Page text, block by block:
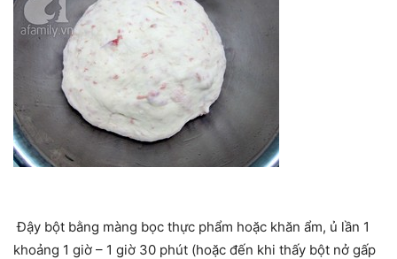
Đậy bột bằng màng bọc thực phẩm hoặc khăn ẩm, ủ lần 1
khoảng 1 giờ – 1 giờ 30 phút (hoặc đến khi thấy bột nở gấp